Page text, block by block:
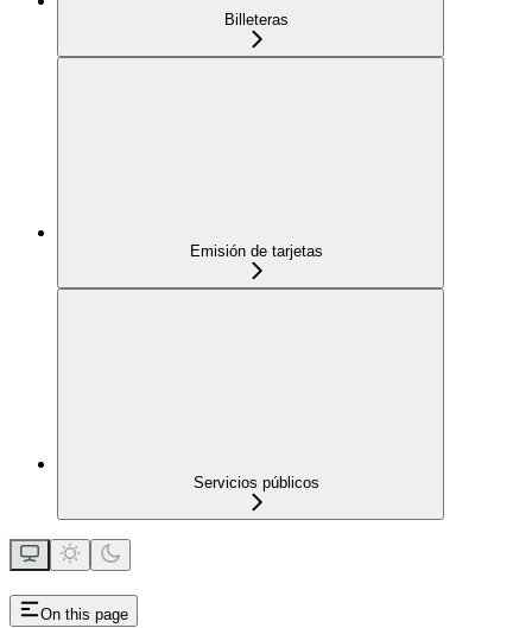
Billeteras
Emisión de tarjetas
Servicios públicos
On this page